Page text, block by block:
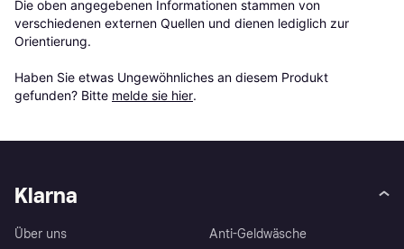
Die oben angegebenen Informationen stammen von
verschiedenen externen Quellen und dienen lediglich zur
Orientierung.
Haben Sie etwas Ungewöhnliches an diesem Produkt
gefunden? Bitte melde sie hier.
Klarna
Über uns
Anti-Geldwäsche